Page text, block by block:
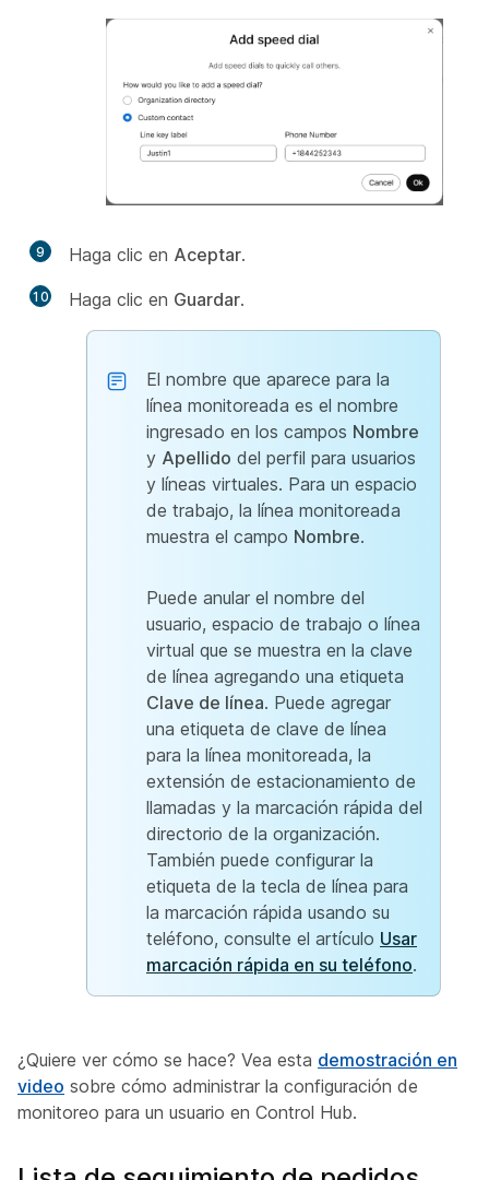
9 Haga clic en Aceptar.
10 Haga clic en Guardar.
El nombre que aparece para la
línea monitoreada es el nombre
ingresado en los campos Nombre
y Apellido del perfil para usuarios
y líneas virtuales. Para un espacio
de trabajo, la línea monitoreada
muestra el campo Nombre.
Puede anular el nombre del
usuario, espacio de trabajo o línea
virtual que se muestra en la clave
de línea agregando una etiqueta
Clave de línea. Puede agregar
una etiqueta de clave de línea
para la línea monitoreada, la
extensión de estacionamiento de
llamadas y la marcación rápida del
directorio de la organización.
También puede configurar la
etiqueta de la tecla de línea para
la marcación rápida usando su
teléfono, consulte el artículo Usar
marcación rápida en su teléfono.
¿Quiere ver cómo se hace? Vea esta demostración en
video sobre cómo administrar la configuración de
monitoreo para un usuario en Control Hub.